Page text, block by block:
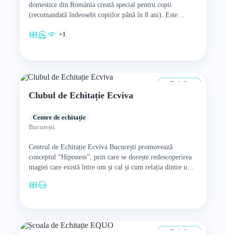
domestice din România creată special pentru copii
(recomandată îndeosebi copiilor până în 8 ani). Este
+1
De la 8 ani
Clubul de Echitație Ecviva
Centre de echitație
București
Centrul de Echitație Ecviva București promovează
conceptul ”Hiponess”, prin care se dorește redescoperirea
magiei care există între om și cal și cum relația dintre un
De la 8 ani